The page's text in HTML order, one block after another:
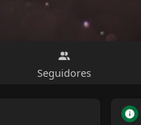
Seguidores